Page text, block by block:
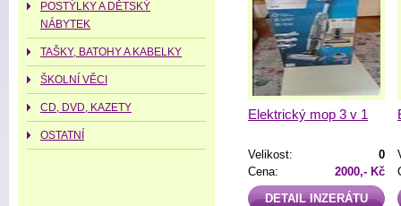
Elektrický mop 3 v 1
Velikost:
0
Cena:
2000,- Kč
DETAIL INZERÁTU
POSTÝLKY A DĚTSKÝ
NÁBYTEK
TAŠKY, BATOHY A KABELKY
ŠKOLNÍ VĚCI
CD, DVD, KAZETY
OSTATNÍ